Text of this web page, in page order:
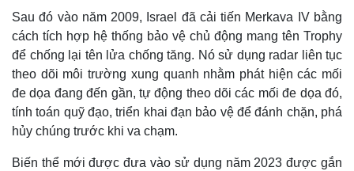
Kinh tế
Bất động sản
Khởi nghiệp
Thị trường
Giá vàng
Tiêu dùng
Tỷ giá
Sau đó vào năm 2009, Israel đã cải tiến Merkava IV bằng
cách tích hợp hệ thống bảo vệ chủ động mang tên Trophy
để chống lại tên lửa chống tăng. Nó sử dụng radar liên tục
theo dõi môi trường xung quanh nhằm phát hiện các mối
đe dọa đang đến gần, tự động theo dõi các mối đe dọa đó,
tính toán quỹ đạo, triển khai đạn bảo vệ để đánh chặn, phá
hủy chúng trước khi va chạm.
Biến thể mới được đưa vào sử dụng năm 2023 được gắn